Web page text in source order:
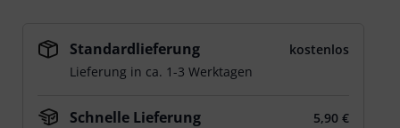
Standardlieferung
kostenlos
Lieferung in ca. 1-3 Werktagen
Schnelle Lieferung
5,90 €